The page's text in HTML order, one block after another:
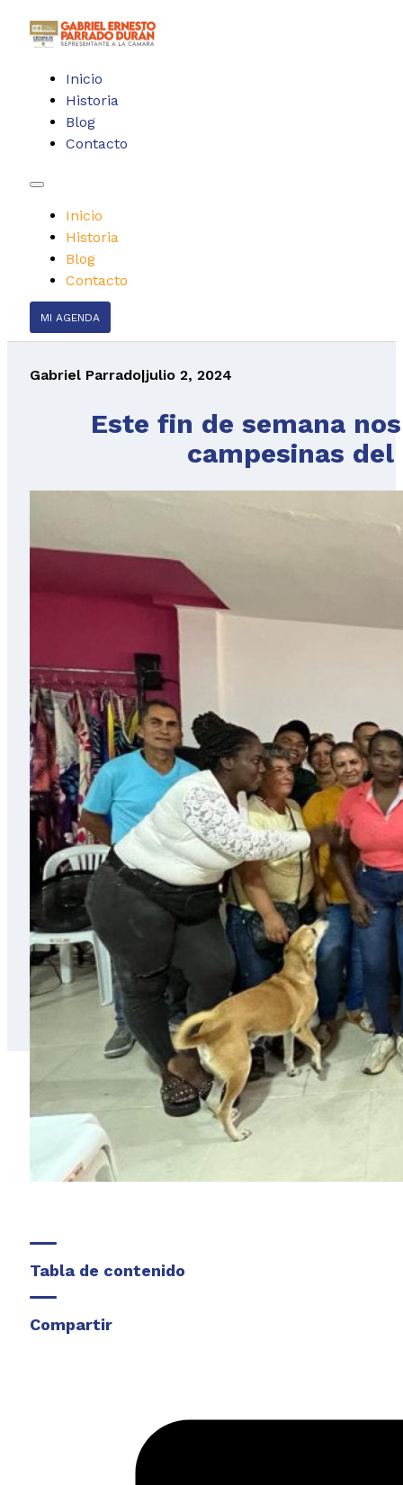
Inicio
Historia
Blog
Contacto
Inicio
Historia
Blog
Contacto
MI AGENDA
Gabriel Parrado|julio 2, 2024
Este fin de semana
campesinas
Tabla de contenido
Compartir